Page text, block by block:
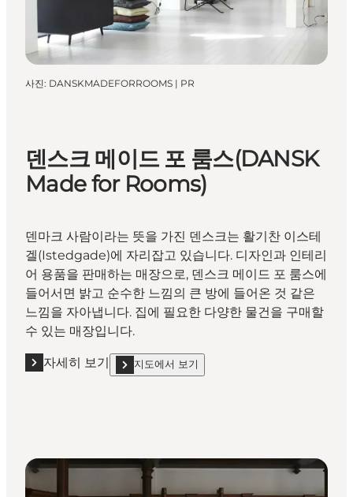
사진: DANSKMADEFORROOMS | PR
덴스크 메이드 포 룸스(DANSK
Made for Rooms)
덴마크 사람이라는 뜻을 가진 덴스크는 활기찬 이스테
겔(Istedgade)에 자리잡고 있습니다. 디자인과 인테리
어 용품을 판매하는 매장으로, 덴스크 메이드 포 룸스에
들어서면 밝고 순수한 느낌의 큰 방에 들어온 것 같은
느낌을 자아냅니다. 집에 필요한 다양한 물건을 구매할
수 있는 매장입니다.
자세히 보기
자세히 보기 "덴스크 메이드 포 룸스(DANSK Made for
지도에서 보기
show 덴스크 메이드 포 룸스(DANSK Made for